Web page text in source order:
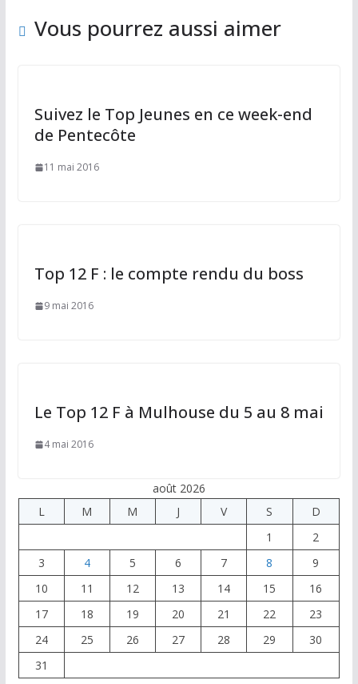
Vous pourrez aussi aimer
Suivez le Top Jeunes en ce week-end
de Pentecôte
11 mai 2016
Top 12 F : le compte rendu du boss
9 mai 2016
Le Top 12 F à Mulhouse du 5 au 8 mai
4 mai 2016
août 2026
L
M M J V S
D
1
2
3
4 5 6 7 8
9
10
11 12 13 14 15
16
17
18 19 20 21 22
23
24
25 26 27 28 29
30
31